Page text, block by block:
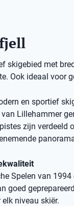
skigebied met
Ook ideaal voor
en sportief
Lillehammer
zijn verdeeld
Spelen van
goed
niveau skiër.